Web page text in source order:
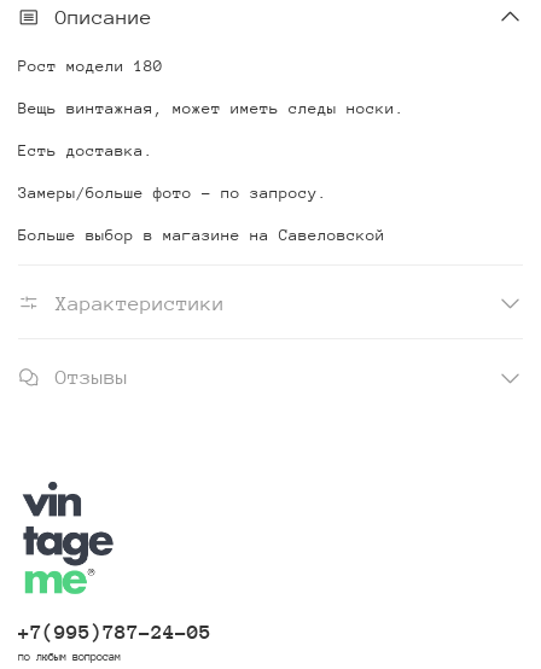
Описание
Рост модели 180
Вещь винтажная, может иметь следы носки.
Есть доставка.
Замеры/больше фото - по запросу.
Больше выбор в магазине на Савеловской
Характеристики
Отзывы
+7(995)787-24-05
по любым вопросам